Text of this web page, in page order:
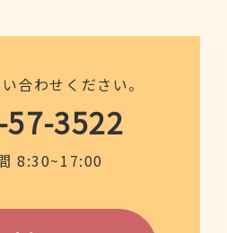
合わせください。
3522
8:30~17:00